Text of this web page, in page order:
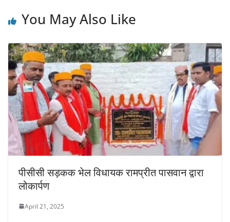
You May Also Like
पीसीसी सड़कक भेल विधायक रामप्रीत पासवान द्वारा
लोकार्पण
April 21, 2025